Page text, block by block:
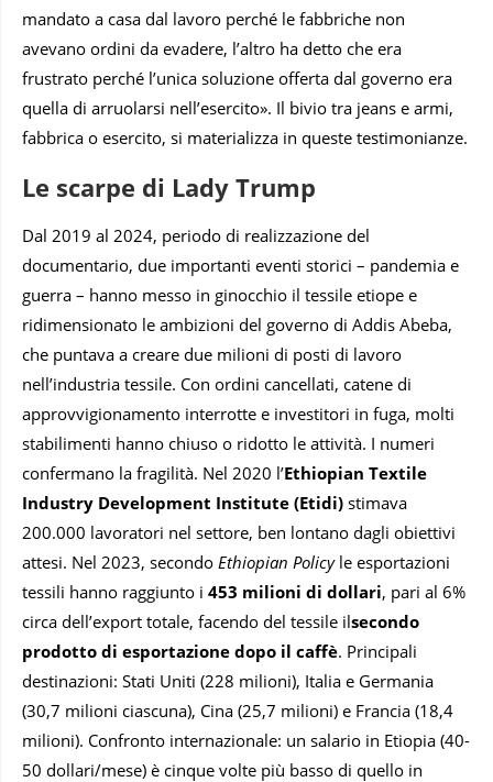
mandato a casa dal lavoro perché le fabbriche non
avevano ordini da evadere, l’altro ha detto che era
frustrato perché l’unica soluzione offerta dal governo era
quella di arruolarsi nell’esercito». Il bivio tra jeans e armi,
fabbrica o esercito, si materializza in queste testimonianze.
Le scarpe di Lady Trump
Dal 2019 al 2024, periodo di realizzazione del
documentario, due importanti eventi storici – pandemia e
guerra – hanno messo in ginocchio il tessile etiope e
ridimensionato le ambizioni del governo di Addis Abeba,
che puntava a creare due milioni di posti di lavoro
nell’industria tessile. Con ordini cancellati, catene di
approvvigionamento interrotte e investitori in fuga, molti
stabilimenti hanno chiuso o ridotto le attività. I numeri
confermano la fragilità. Nel 2020 l’Ethiopian Textile
Industry Development Institute (Etidi) stimava
200.000 lavoratori nel settore, ben lontano dagli obiettivi
attesi. Nel 2023, secondo Ethiopian Policyle esportazioni
tessili hanno raggiunto i 453 milioni di dollari, pari al 6%
circa dell’export totale, facendo del tessile ilsecondo
prodotto di esportazione dopo il caffè. Principali
destinazioni: Stati Uniti (228 milioni), Italia e Germania
(30,7 milioni ciascuna), Cina (25,7 milioni) e Francia (18,4
milioni). Confronto internazionale: un salario in Etiopia (40-
50 dollari/mese) è cinque volte più basso di quello in